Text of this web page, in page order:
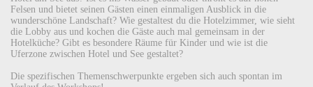
Felsen und bietet seinen Gästen einen einmaligen Ausblick in die
wunderschöne Landschaft? Wie gestaltest du die Hotelzimmer, wie sieht
die Lobby aus und kochen die Gäste auch mal gemeinsam in der
Hotelküche? Gibt es besondere Räume für Kinder und wie ist die
Uferzone zwischen Hotel und See gestaltet?
Die spezifischen Themenschwerpunkte ergeben sich auch spontan im